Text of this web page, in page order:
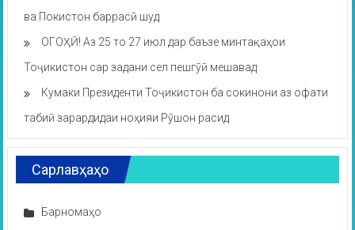
ва Покистон баррасӣ шуд
ОГОҲӢ! Аз 25 то 27 июл дар баъзе минтақаҳои
Тоҷикистон сар задани сел пешгӯӣ мешавад
Кумаки Президенти Тоҷикистон ба сокинони аз офати
табиӣ зарардидаи ноҳияи Рӯшон расид
Сарлавҳаҳо
Барномаҳо